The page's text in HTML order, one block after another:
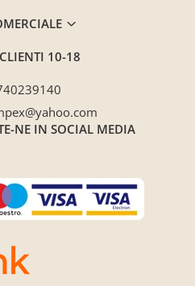
10-18
NE IN SOCIAL MEDIA